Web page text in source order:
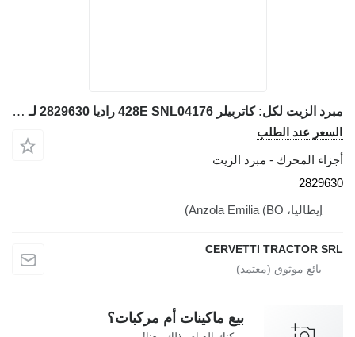
مبرد الزيت لكل: كاتربيلر 428E SNL04176 راديا 2829630 لـ لودر حفار Caterpillar 428E SNL04176, 428E, 416E
السعر عند الطلب
أجزاء المحرك - مبرد الزيت
2829630
إيطاليا، Anzola Emilia (BO)
CERVETTI TRACTOR SRL
بيع ماكينات أم مركبات؟